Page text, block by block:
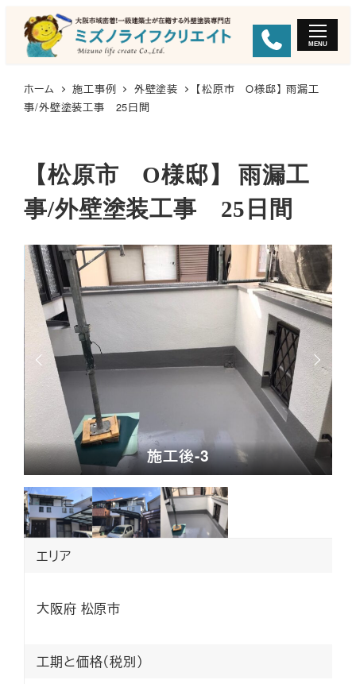
MENU
ホーム 施工事例 外壁塗装
【松原市 O様邸】 雨漏工
事/外壁塗装工事 25日間
【松原市 O様邸】 雨漏工
事/外壁塗装工事 25日間
施工後-1
エリア
大阪府 松原市
工期と価格（税別）